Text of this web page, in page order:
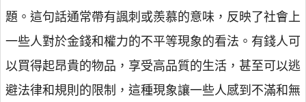
題。這句話通常帶有諷刺或羨慕的意味，反映了社會上
一些人對於金錢和權力的不平等現象的看法。有錢人可
以買得起昂貴的物品，享受高品質的生活，甚至可以逃
避法律和規則的限制，這種現象讓一些人感到不滿和無